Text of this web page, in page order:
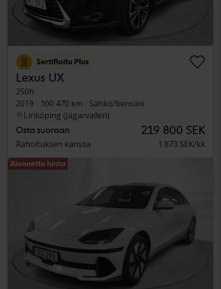
Sertifioitu Plus
Lexus UX
250h
2019
100 470 km
Sähkö/bensiini
Linköping (Jägarvallen)
Osta suoraan 219 800 SEK
Rahoituksen kanssa 1 873 SEK/kk
Alennettu hinta